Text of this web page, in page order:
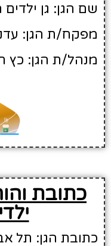
שם הגן: גן ילדים
מפקח/ת הגן:
מנהל/ת הגן: כץ
כתובת
כתובת הגן: תל